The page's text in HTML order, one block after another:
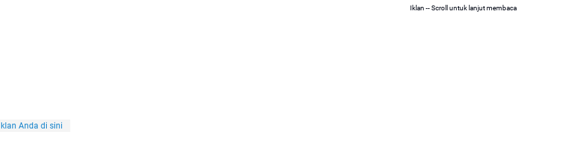
Iklan -- Scroll untuk lanjut membaca
Anda di sini